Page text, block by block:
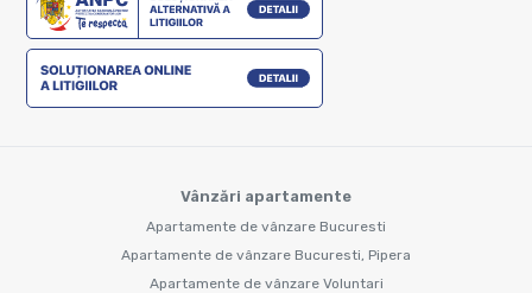
Vânzări apartamente
Apartamente de vânzare Bucuresti
Apartamente de vânzare Bucuresti, Pipera
Apartamente de vânzare Voluntari